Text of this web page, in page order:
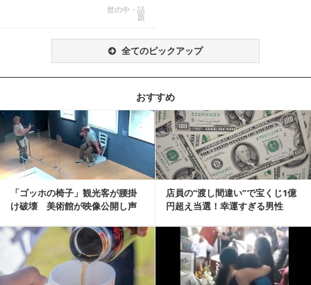
世の中・話
題
全てのピックアップ
おすすめ
「ゴッホの椅子」観光客が腰掛
け破壊 美術館が映像公開し声
店員の“渡し間違い”で宝くじ1億
円超え当選！幸運すぎる男性
記事を読む
記事を読む